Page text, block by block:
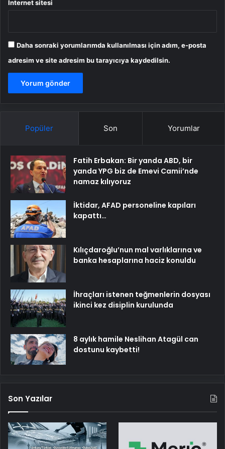
İnternet sitesi
Daha sonraki yorumlarımda kullanılması için adım, e-posta
adresim ve site adresim bu tarayıcıya kaydedilsin.
Popüler Son Yorumlar
Fatih Erbakan: Bir yanda ABD, bir
yanda YPG biz de Emevi Camii’nde
namaz kılıyoruz
İktidar, AFAD personeline kapıları
kapattı…
Kılıçdaroğlu’nun mal varlıklarına ve
banka hesaplarına haciz konuldu
İhraçları istenen teğmenlerin dosyası
ikinci kez disiplin kurulunda
8 aylık hamile Neslihan Atagül can
dostunu kaybetti!
Son Yazılar